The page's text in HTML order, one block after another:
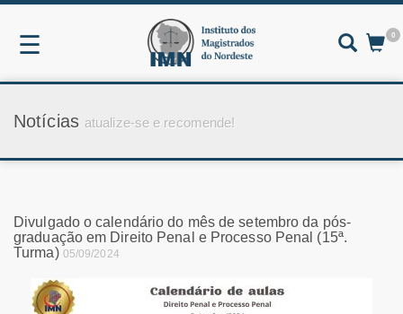
☰ 0
Notícias atualize-se e recomende!
Divulgado o calendário do mês de setembro da pós-
graduação em Direito Penal e Processo Penal (15ª.
Turma) 05/09/2024